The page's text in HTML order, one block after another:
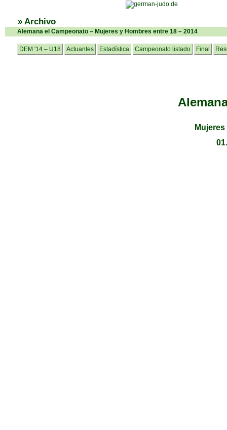
» Archivo
Alemana el Campeonato – Mujeres y Hombres entre 18 – 2014
DEM '14 – U18 Actuantes Estadística Campeonato listado Final